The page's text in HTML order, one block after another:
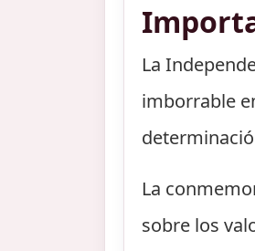
La
imborrable
La
sobre los